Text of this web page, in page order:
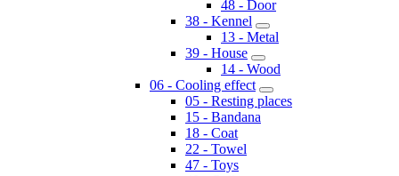
48 - Door
38 - Kennel
13 - Metal
39 - House
14 - Wood
06 - Cooling effect
05 - Resting places
15 - Bandana
18 - Coat
22 - Towel
47 - Toys